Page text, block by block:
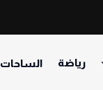
رياضة الساحات TV